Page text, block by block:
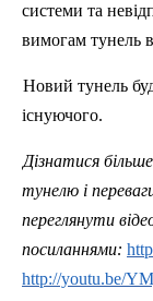
системи та
вимогам тунель
Новий тунель
існуючого.
Дізнатися
тунелю і
переглянути
посиланнями:
http://youtu.be/